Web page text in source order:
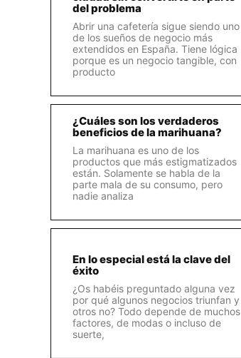
del problema
Abrir una cafetería sigue siendo uno
de los sueños de negocio más
extendidos en España. Tiene lógica
porque es un negocio tangible, con
producto
¿Cuáles son los verdaderos
beneficios de la marihuana?
La marihuana es uno de los
productos que más estigmatizados
están. Solamente se habla de la
parte mala de su consumo, pero
nadie analiza
En lo especial está la clave del
éxito
¿Os habéis preguntado alguna vez
por qué algunos negocios triunfan y
otros no? Todo depende de muchos
factores, de modas o incluso de
suerte,